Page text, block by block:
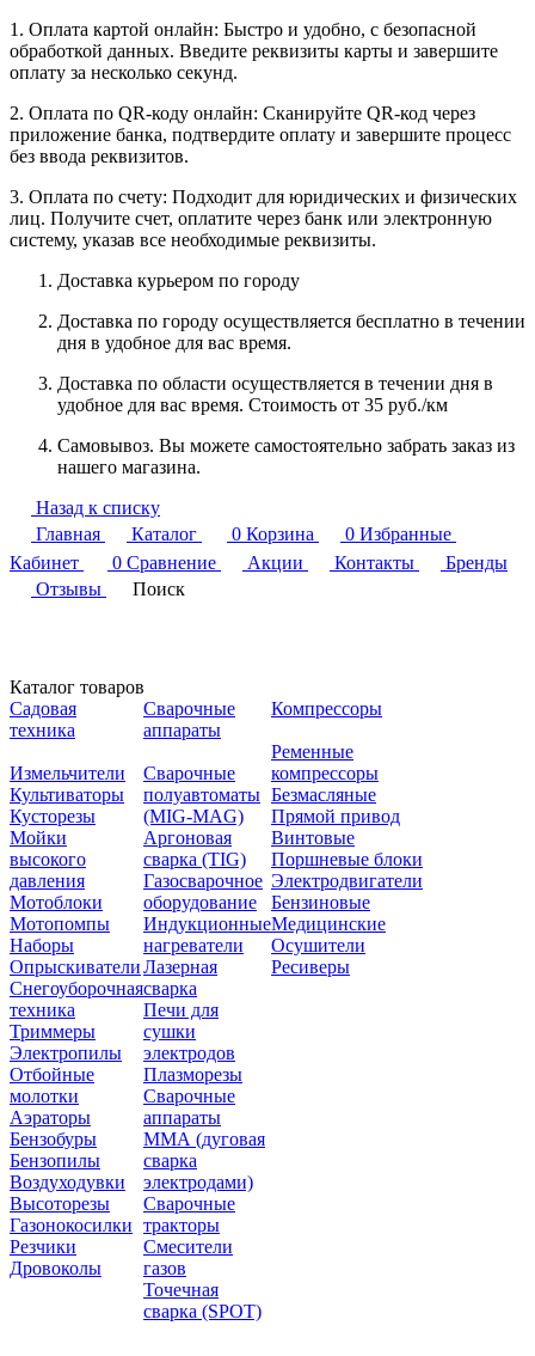
1. Оплата картой онлайн: Быстро и удобно, с безопасной
обработкой данных. Введите реквизиты карты и завершите
оплату за несколько секунд.
2. Оплата по QR-коду онлайн: Сканируйте QR-код через
приложение банка, подтвердите оплату и завершите процесс
без ввода реквизитов.
3. Оплата по счету: Подходит для юридических и физических
лиц. Получите счет, оплатите через банк или электронную
систему, указав все необходимые реквизиты.
Доставка курьером по городу
Доставка по городу осуществляется бесплатно в течении
дня в удобное для вас время.
Доставка по области осуществляется в течении дня в
удобное для вас время. Стоимость от 35 руб./км
Самовывоз. Вы можете самостоятельно забрать заказ из
нашего магазина.
Назад к списку
Главная
Каталог 0 Корзина 0 Избранные
Кабинет
0 Сравнение Акции Контакты
Бренды
Отзывы
Поиск
Каталог товаров
Садовая
техника
Измельчители
Культиваторы
Кусторезы
Мойки
высокого
давления
Мотоблоки
Мотопомпы
Наборы
Опрыскиватели
Снегоуборочная
техника
Триммеры
Электропилы
Отбойные
молотки
Аэраторы
Бензобуры
Бензопилы
Воздуходувки
Высоторезы
Газонокосилки
Резчики
Дровоколы
Сварочные
аппараты
Сварочные
полуавтоматы
(MIG-MAG)
Аргоновая
сварка (TIG)
Газосварочное
оборудование
Индукционные
нагреватели
Лазерная
сварка
Печи для
сушки
электродов
Плазморезы
Сварочные
аппараты
ММА (дуговая
сварка
электродами)
Сварочные
тракторы
Смесители
газов
Точечная
сварка (SPOT)
Компрессоры
Ременные
компрессоры
Безмасляные
Прямой привод
Винтовые
Поршневые блоки
Электродвигатели
Бензиновые
Медицинские
Осушители
Ресиверы